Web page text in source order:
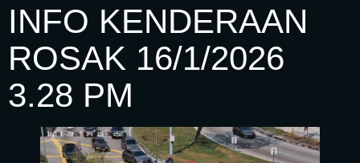
INFO KENDERAAN
ROSAK 16/1/2026
3.28 PM